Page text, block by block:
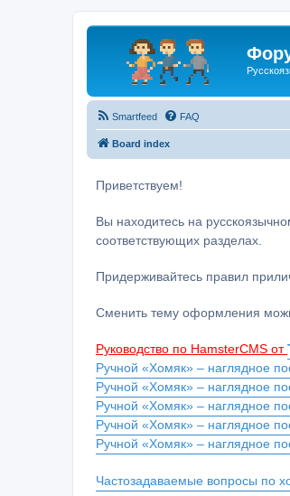
Smartfeed FAQ
Board index
Приветствуем!
Вы находитесь на
соответствующих разделах.
Придерживайтесь правил
Сменить тему оформления
Руководство по HamsterCMS от
Ручной «Хомяк» – наглядное
Ручной «Хомяк» – наглядное
Ручной «Хомяк» – наглядное
Ручной «Хомяк» – наглядное
Ручной «Хомяк» – наглядное
Частозадаваемые вопросы по